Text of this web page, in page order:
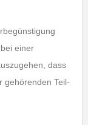
einer
dass
gehörenden Teil-